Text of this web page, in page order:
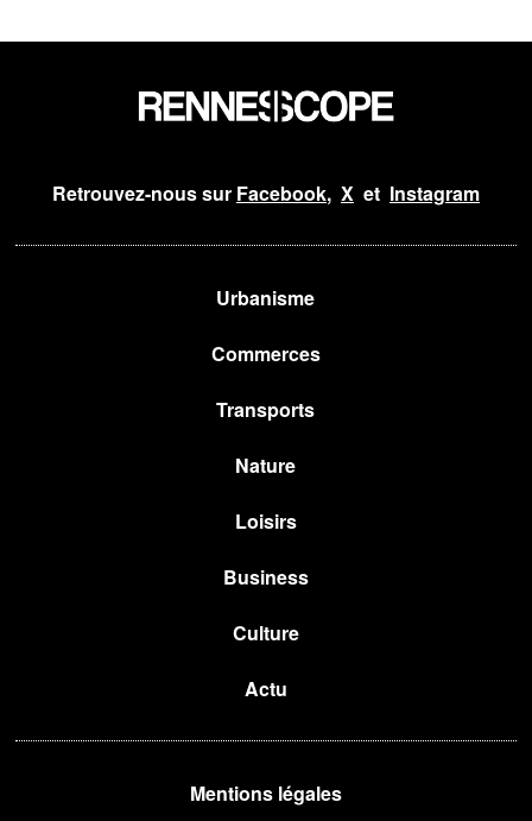
Retrouvez-nous sur Facebook, X et Instagram
Urbanisme
Commerces
Transports
Nature
Loisirs
Business
Culture
Actu
Mentions légales